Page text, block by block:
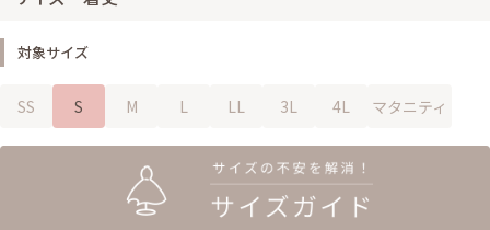
対象サイズ
SS S M L LL 3L 4L マタニティ